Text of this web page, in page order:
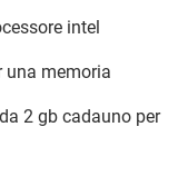
intel
una memoria
2 gb cadauno per